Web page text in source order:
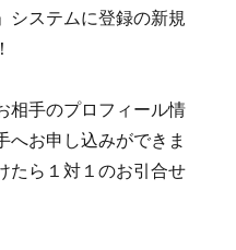
システムに登録の新規
相手のプロフィール情
へお申し込みができま
たら１対１のお引合せ